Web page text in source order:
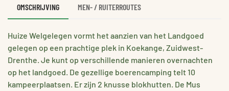
OMSCHRIJVING MEN- / RUITERROUTES
Huize Welgelegen vormt het aanzien van het Landgoed
gelegen op een prachtige plek in Koekange, Zuidwest-
Drenthe. Je kunt op verschillende manieren overnachten
op het landgoed. De gezellige boerencamping telt 10
kampeerplaatsen. Er zijn 2 knusse blokhutten. De Mus